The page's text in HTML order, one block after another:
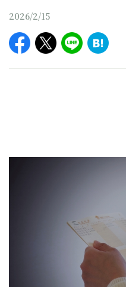
2026/2/15